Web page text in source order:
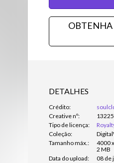
OBTENHA
DETALHES
Crédito:
Creative nº:
Tipo de licença:
Coleção:
Tamanho máx.:
4000
2 MB
Data do upload:
08 de